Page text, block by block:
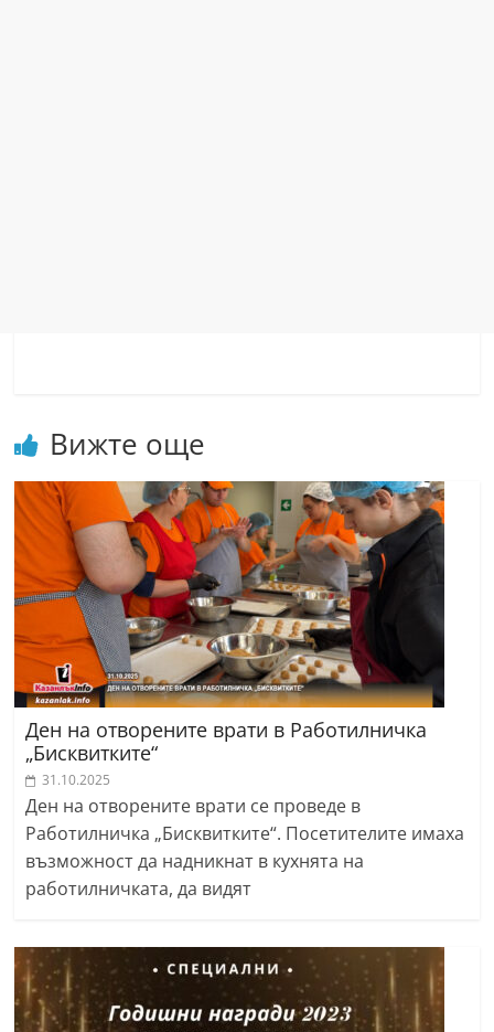
Вижте още
Ден на отворените врати в Работилничка
„Бисквитките“
31.10.2025
Ден на отворените врати се проведе в
Работилничка „Бисквитките“. Посетителите имаха
възможност да надникнат в кухнята на
работилничката, да видят